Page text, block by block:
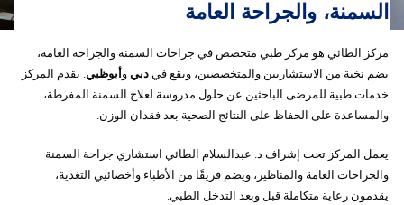
السمنة، والجراحة العامة
مركز الطائي هو مركز طبي متخصص في جراحات السمنة والجراحة العامة،
يضم نخبة من الاستشاريين والمتخصصين، ويقع في دبي و أبوظبي. يقدم المركز
خدمات طبية للمرضى الباحثين عن حلول مدروسة لعلاج السمنة المفرطة،
والمساعدة على الحفاظ على النتائج الصحية بعد فقدان الوزن.
يعمل المركز تحت إشراف د. عبدالسلام الطائي استشاري جراحة السمنة
والجراحات العامة والمناظير، ويضم فريقًا من الأطباء وأخصائيي التغذية،
يقدمون رعاية متكاملة قبل وبعد التدخل الطبي.